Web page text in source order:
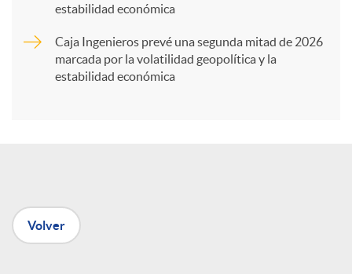
n
estabilidad económica
Caja Ingenieros prevé una segunda mitad de 2026
marcada por la volatilidad geopolítica y la
estabilidad económica
Volver